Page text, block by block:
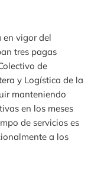
en vigor del
tres pagas
de
y Logística de la
manteniendo
en los meses
de servicios es
a los